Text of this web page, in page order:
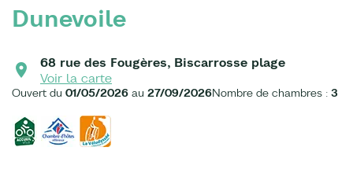
Dunevoile
68 rue des Fougères, Biscarrosse plage
Voir la carte
Ouvert du 01/05/2026 au 27/09/2026Nombre de chambres : 3